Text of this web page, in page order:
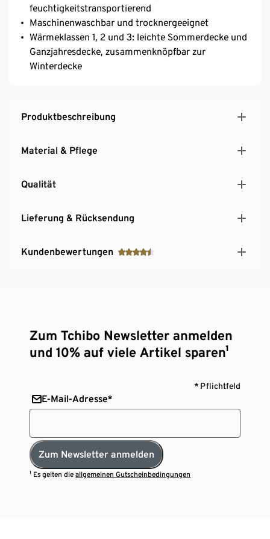
feuchtigkeitstransportierend
Maschinenwaschbar und trocknergeeignet
Wärmeklassen 1, 2 und 3: leichte Sommerdecke und
Ganzjahresdecke, zusammenknöpfbar zur
Winterdecke
Produktbeschreibung
Material & Pflege
Qualität
Lieferung & Rücksendung
Kundenbewertungen
Zum Tchibo Newsletter anmelden
und 10% auf viele Artikel sparen¹
* Pflichtfeld
E-Mail-Adresse*
Zum Newsletter anmelden
¹ Es gelten dieallgemeinen Gutscheinbedingungen